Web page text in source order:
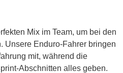
Mix im Team, um bei den
Unsere Enduro-Fahrer bringen
mit, während die
Abschnitten alles geben.